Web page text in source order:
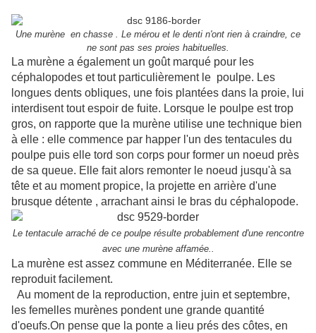
Une murène en chasse . Le mérou et le denti n'ont rien à craindre, ce
ne sont pas ses proies habituelles.
La murène a également un goût marqué pour les
céphalopodes et tout particulièrement le poulpe. Les
longues dents obliques, une fois plantées dans la proie, lui
interdisent tout espoir de fuite. Lorsque le poulpe est trop
gros, on rapporte que la murène utilise une technique bien
à elle : elle commence par happer l'un des tentacules du
poulpe puis elle tord son corps pour former un noeud près
de sa queue. Elle fait alors remonter le noeud jusqu'à sa
tête et au moment propice, la projette en arrière d'une
brusque détente , arrachant ainsi le bras du céphalopode.
Le tentacule arraché de ce poulpe résulte probablement d'une rencontre
avec une murène affamée..
La murène est assez commune en Méditerranée. Elle se
reproduit facilement.
Au moment de la reproduction, entre juin et septembre,
les femelles murènes pondent une grande quantité
d'oeufs.On pense que la ponte a lieu prés des côtes, en